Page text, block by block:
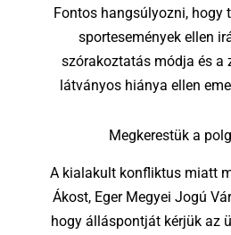
Fontos hangsúlyozni, hogy
sportesemények ellen
szórakoztatás módja és a
látványos hiánya ellen
Megkerestük a
A kialakult konfliktus miatt
Ákost, Eger Megyei Jogú
hogy álláspontját kérjük az